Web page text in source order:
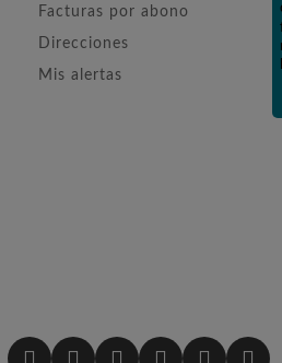
Facturas por abono
Direcciones
Mis alertas